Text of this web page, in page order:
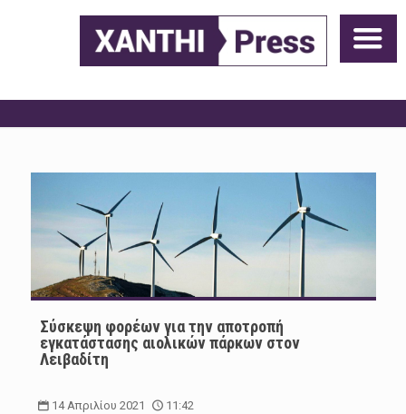
Σύσκεψη φορέων για την αποτροπή
εγκατάστασης αιολικών πάρκων στον
Λειβαδίτη
14 Απριλίου 2021 11:42